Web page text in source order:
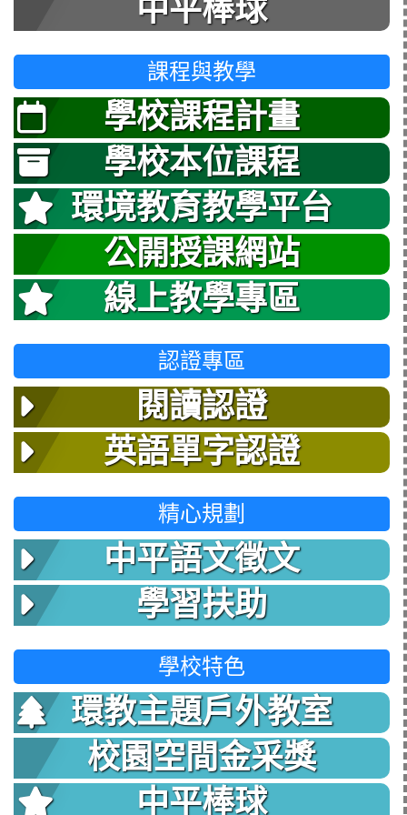
中平棒球
課程與教學
學校課程計畫
學校本位課程
環境教育教學平台
公開授課網站
線上教學專區
認證專區
閱讀認證
英語單字認證
精心規劃
中平語文徵文
學習扶助
學校特色
環教主題戶外教室
校園空間金采獎
中平棒球